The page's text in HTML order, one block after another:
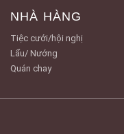
NHÀ HÀNG
Tiệc cưới/hội nghị
Lẩu/ Nướng
Quán chay